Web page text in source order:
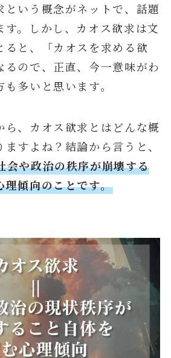
という概念がネットで、話題
す。しかし、カオス欲求は文
ると、「カオスを求める欲
るので、正直、今一意味がわ
多いと思います。
ら、カオス欲求とはどんな概
すよね？結論から言うと、
会や政治の秩序が崩壊する
理傾向のことです。